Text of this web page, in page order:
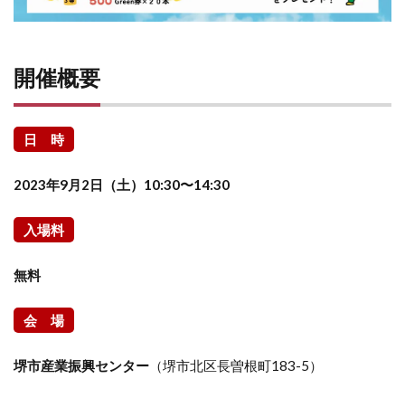
開催概要
日 時
2023年9月2日（土）10:30〜14:30
入場料
無料
会 場
堺市産業振興センター （堺市北区長曽根町183-5）